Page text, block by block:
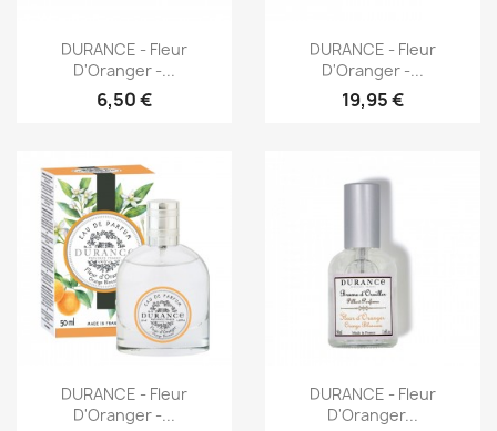
 Aperçu rapide
DURANCE - Fleur
D'Oranger -...
6,50 €
 Aperçu rapide
DURANCE - Fleur
D'Oranger -...
19,95 €
 Aperçu rapide
DURANCE - Fleur
D'Oranger -...
 Aperçu rapide
DURANCE - Fleur
D'Oranger...